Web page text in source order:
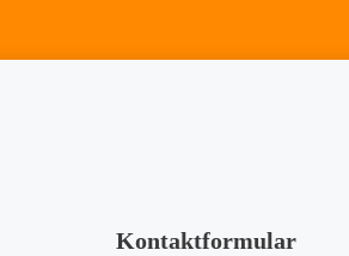
Kontaktformular